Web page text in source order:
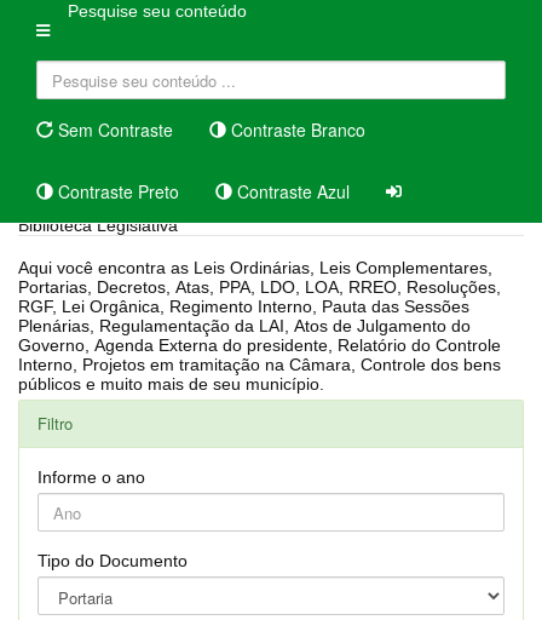
Pesquise seu conteúdo
Sem Contraste Contraste Branco
Contraste Preto Contraste Azul
Biblioteca Legislativa
Aqui você encontra as Leis Ordinárias, Leis Complementares,
Portarias, Decretos, Atas, PPA, LDO, LOA, RREO, Resoluções,
RGF, Lei Orgânica, Regimento Interno, Pauta das Sessões
Plenárias, Regulamentação da LAI, Atos de Julgamento do
Governo, Agenda Externa do presidente, Relatório do Controle
Interno, Projetos em tramitação na Câmara, Controle dos bens
públicos e muito mais de seu município.
Filtro
Informe o ano
Tipo do Documento